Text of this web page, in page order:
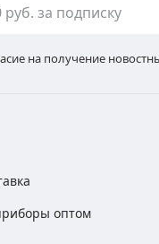
на получение
оптом